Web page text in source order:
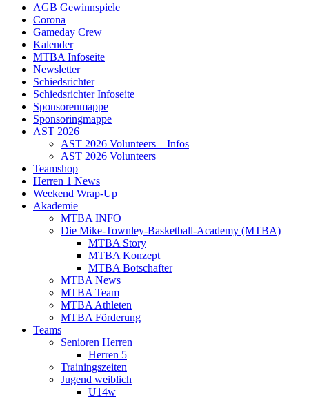
AGB Gewinnspiele
Corona
Gameday Crew
Kalender
MTBA Infoseite
Newsletter
Schiedsrichter
Schiedsrichter Infoseite
Sponsorenmappe
Sponsoringmappe
AST 2026
AST 2026 Volunteers – Infos
AST 2026 Volunteers
Teamshop
Herren 1 News
Weekend Wrap-Up
Akademie
MTBA INFO
Die Mike-Townley-Basketball-Academy (MTBA)
MTBA Story
MTBA Konzept
MTBA Botschafter
MTBA News
MTBA Team
MTBA Athleten
MTBA Förderung
Teams
Senioren Herren
Herren 5
Trainingszeiten
Jugend weiblich
U14w